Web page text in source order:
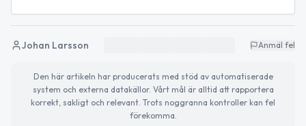
Johan Larsson Anmäl fel
Den här artikeln har producerats med stöd av automatiserade
system och externa datakällor. Vårt mål är alltid att rapportera
korrekt, sakligt och relevant. Trots noggranna kontroller kan fel
förekomma.